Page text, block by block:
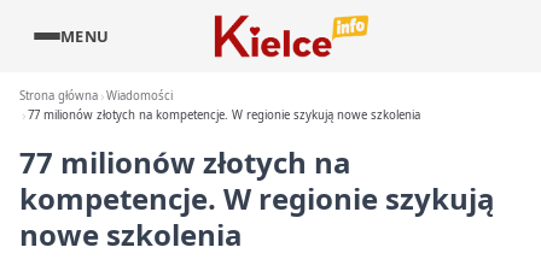
MENU
Strona główna Wiadomości
77 milionów złotych na kompetencje. W regionie szykują nowe szkolenia
77 milionów złotych na
kompetencje. W regionie szykują
nowe szkolenia